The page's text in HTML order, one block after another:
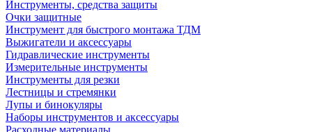
Инструменты, средства защиты
Очки защитные
Инструмент для быстрого монтажа ТДМ
Выжигатели и аксессуары
Гидравлические инструменты
Измерительные инструменты
Инструменты для резки
Лестницы и стремянки
Лупы и бинокуляры
Наборы инструментов и аксессуары
Расходные материалы